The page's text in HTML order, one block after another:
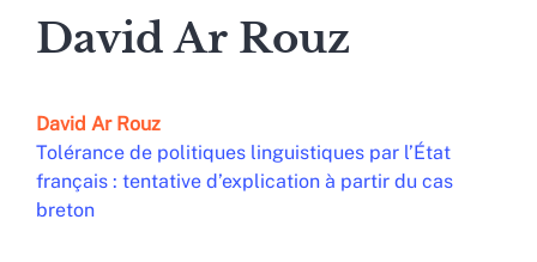
DavidAr Rouz
David Ar Rouz
Tolérance de politiques linguistiques par l’État
français : tentative d’explication à partir du cas
breton